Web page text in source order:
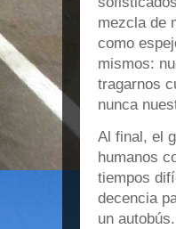
mezcla de
como
mismos:
tragarnos
nunca
Al final, el
humanos
tiempos
decencia
un